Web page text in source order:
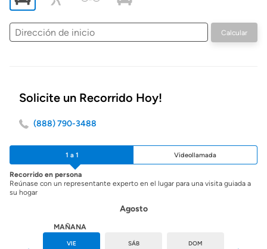
Dirección
de
Calcular
Solicite un Recorrido Hoy!
(888) 790-3488
1 a 1 Videollamada
Recorrido en persona
Reúnase con un representante experto en el lugar para una visita guiada a
su hogar
Agosto
MAÑANA
VIE SÁB DOM